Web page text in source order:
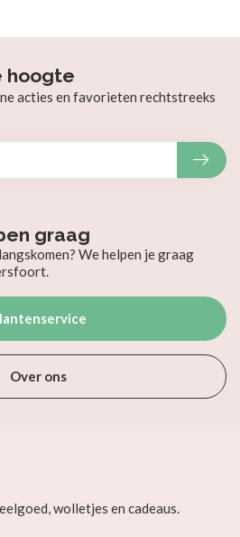
graag
We helpen je graag
Over ons
hoogte
acties en favorieten rechtstreeks
wolletjes en cadeaus.